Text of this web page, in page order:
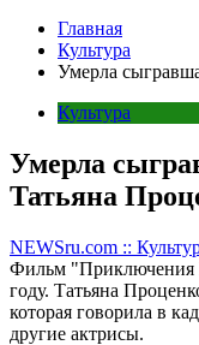
Главная
Культура
Умерла
Культура
Умерла
Татьяна
NEWSru.com ::
Фильм "Приключения
году. Татьяна
которая говорила в
другие актрисы.